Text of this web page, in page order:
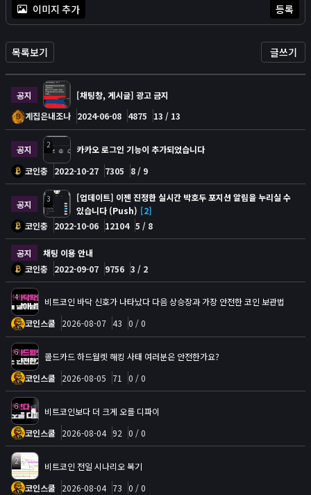
이미지 추가 등록
목록보기 글쓰기
공지
[채팅창, 게시글] 광고 금지
계집은내조나 2024-06-08 4875 13 / 13
공지 2
카카오 로그인 기능이 추가되었습니다
코인충 2022-10-27 7305 8 / 9
공지 3
[업데이트] 이젠 진정한 실시간 박호두 포지션 알림을 누리실 수
있습니다 (Push) [2]
코인충 2022-10-06 12104 5 / 8
공지
채팅 이용 안내
코인충 2022-09-07 9756 3 / 2
4
비트코인 바닥 신호가 나타났다 다음 상승장과 가장 안전한 코인 보관법
코인스쿨 2026-08-07 43 0 / 0
6
콜드카드 하드월렛 해킹 사태 여러분은 안전한가요?
코인스쿨 2026-08-05 71 0 / 0
6
비트코인보다 더 크게 오를 디파이
코인스쿨 2026-08-04 92 0 / 0
2
비트코인 전일 시나리오 복기
코인스쿨 2026-08-04 73 0 / 0